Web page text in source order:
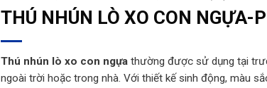
THÚ NHÚN LÒ XO CON NGỰA-
Thú nhún lò xo con ngựa thường được sử dụng tại
ngoài trời hoặc trong nhà. Với thiết kế sinh động, màu